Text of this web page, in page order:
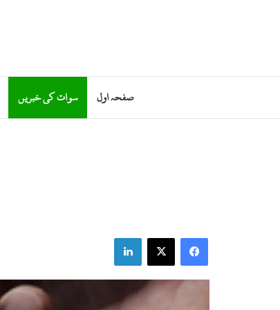
صفحہ اول سوات کی خبریں
Facebook
X